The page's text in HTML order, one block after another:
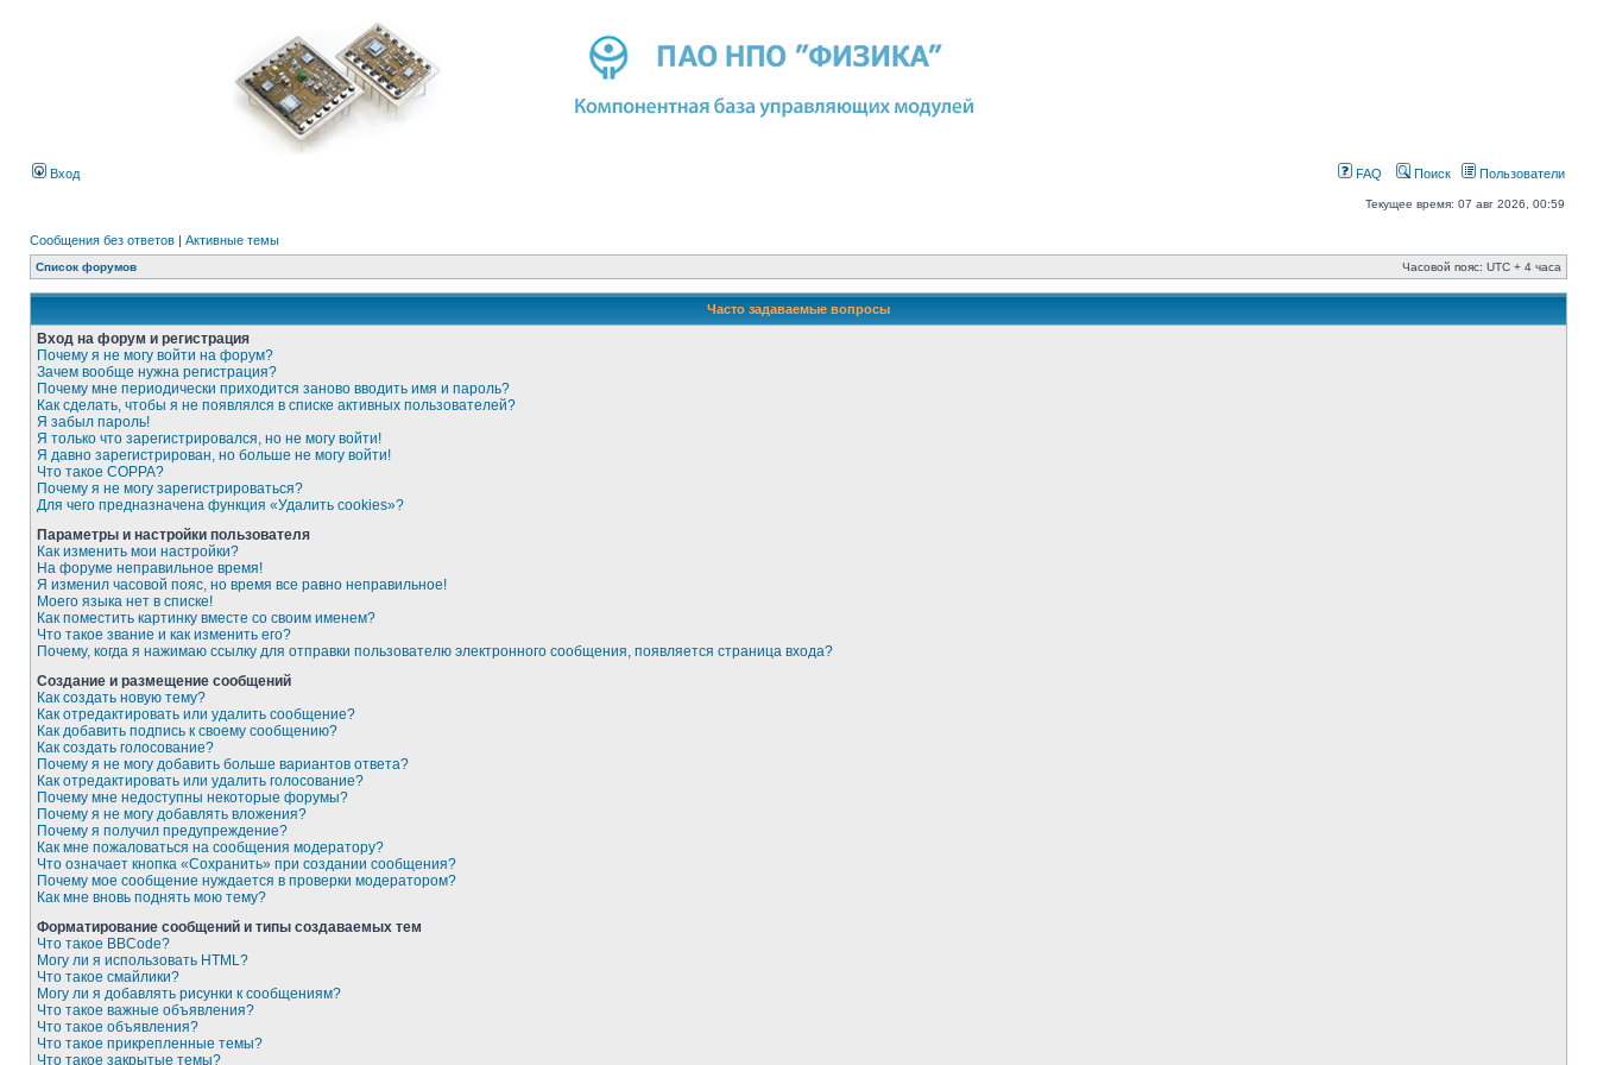
Вход FAQ Поиск Пользователи
Текущее время: 07 авг 2026, 00:59
Сообщения без ответов | Активные темы
Список форумов Часовой пояс: UTC + 4 часа
Часто задаваемые вопросы
Вход на форум и регистрация
Почему я не могу войти на форум?
Зачем вообще нужна регистрация?
Почему мне периодически приходится заново вводить имя и пароль?
Как сделать, чтобы я не появлялся в списке активных пользователей?
Я забыл пароль!
Я только что зарегистрировался, но не могу войти!
Я давно зарегистрирован, но больше не могу войти!
Что такое COPPA?
Почему я не могу зарегистрироваться?
Для чего предназначена функция «Удалить cookies»?
Параметры и настройки пользователя
Как изменить мои настройки?
На форуме неправильное время!
Я изменил часовой пояс, но время все равно неправильное!
Моего языка нет в списке!
Как поместить картинку вместе со своим именем?
Что такое звание и как изменить его?
Почему, когда я нажимаю ссылку для отправки пользователю электронного сообщения, появляется страница входа?
Создание и размещение сообщений
Как создать новую тему?
Как отредактировать или удалить сообщение?
Как добавить подпись к своему сообщению?
Как создать голосование?
Почему я не могу добавить больше вариантов ответа?
Как отредактировать или удалить голосование?
Почему мне недоступны некоторые форумы?
Почему я не могу добавлять вложения?
Почему я получил предупреждение?
Как мне пожаловаться на сообщения модератору?
Что означает кнопка «Сохранить» при создании сообщения?
Почему мое сообщение нуждается в проверки модератором?
Как мне вновь поднять мою тему?
Форматирование сообщений и типы создаваемых тем
Что такое BBCode?
Могу ли я использовать HTML?
Что такое смайлики?
Могу ли я добавлять рисунки к сообщениям?
Что такое важные объявления?
Что такое объявления?
Что такое прикрепленные темы?
Что такое закрытые темы?